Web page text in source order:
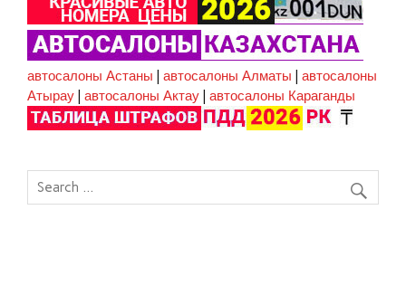
автосалоны Астаны |автосалоны Алматы |автосалоны
Атырау |автосалоны Актау |автосалоны Караганды